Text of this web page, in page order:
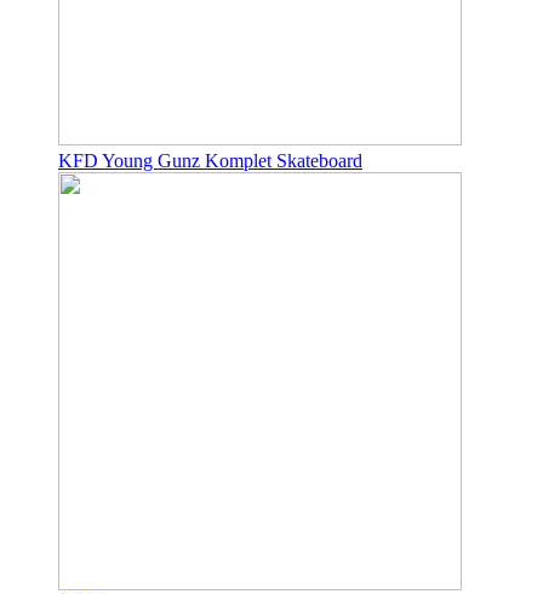
KFD Young Gunz Komplet Skateboard